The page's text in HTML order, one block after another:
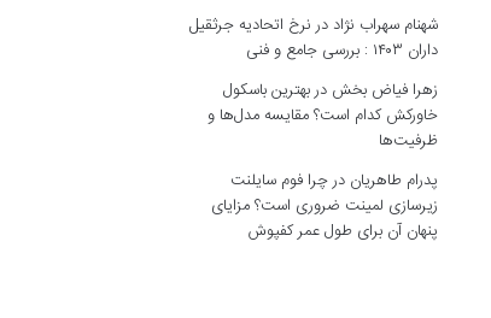
شهنام سهراب نژاد درنرخ اتحادیه جرثقیل
داران ۱۴۰۳ : بررسی جامع و فنی
زهرا فیاض بخش دربهترین باسکول
خاورکش کدام است؟ مقایسه مدل‌ها و
ظرفیت‌ها
پدرام طاهریان درچرا فوم سایلنت
زیرسازی لمینت ضروری است؟ مزایای
پنهان آن برای طول عمر کفپوش